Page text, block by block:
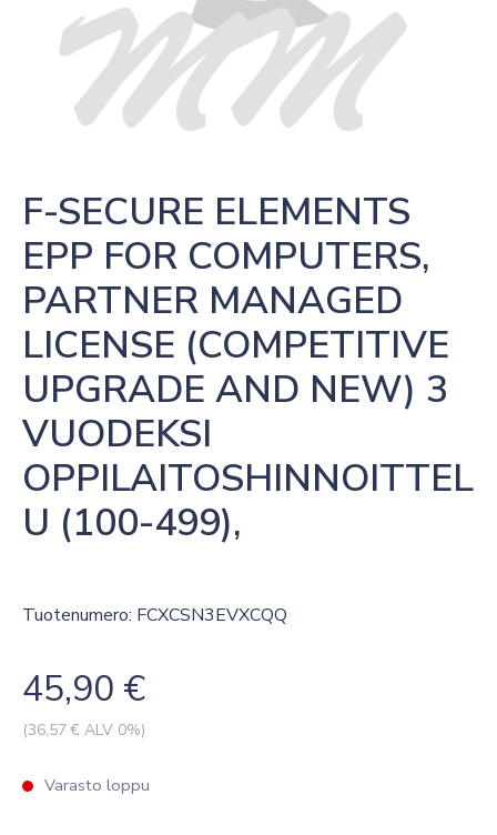
F-SECURE ELEMENTS
EPP FOR COMPUTERS,
PARTNER MANAGED
LICENSE (COMPETITIVE
UPGRADE AND NEW) 3
VUODEKSI
OPPILAITOSHINNOITTEL
U (100-499),
Tuotenumero: FCXCSN3EVXCQQ
45,90 €
(36,57€ ALV 0%)
Varasto loppu